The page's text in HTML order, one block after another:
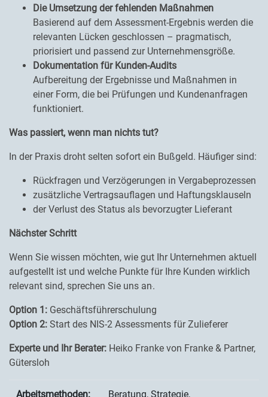
Die Umsetzung der fehlenden Maßnahmen
Basierend auf dem Assessment-Ergebnis werden die
relevanten Lücken geschlossen – pragmatisch,
priorisiert und passend zur Unternehmensgröße.
Dokumentation für Kunden-Audits
Aufbereitung der Ergebnisse und Maßnahmen in
einer Form, die bei Prüfungen und Kundenanfragen
funktioniert.
Was passiert, wenn man nichts tut?
In der Praxis droht selten sofort ein Bußgeld. Häufiger sind:
Rückfragen und Verzögerungen in Vergabeprozessen
zusätzliche Vertragsauflagen und Haftungsklauseln
der Verlust des Status als bevorzugter Lieferant
Nächster Schritt
Wenn Sie wissen möchten, wie gut Ihr Unternehmen aktuell
aufgestellt ist und welche Punkte für Ihre Kunden wirklich
relevant sind, sprechen Sie uns an.
Option 1: Geschäftsführerschulung
Option 2: Start des NIS-2 Assessments für Zulieferer
Experte und Ihr Berater: Heiko Franke von Franke & Partner,
Gütersloh
Arbeitsmethoden:
Beratung, Strategie,